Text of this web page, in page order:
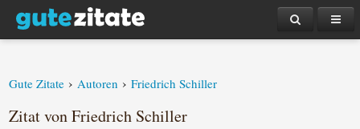
Gute Zitate › Autoren › Friedrich Schiller
Zitat von Friedrich Schiller